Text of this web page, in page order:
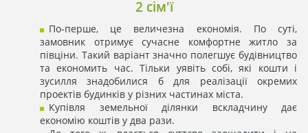
2 сім'ї
По-перше, це величезна економія. По суті,
замовник отримує сучасне комфортне житло за
півціни. Такий варіант значно полегшує будівництво
та економить час. Тільки уявіть собі, які кошти і
зусилля знадобилися б для реалізації окремих
проектів будинків у різних частинах міста.
Купівля земельної ділянки вскладчину дає
економію коштів у два рази.